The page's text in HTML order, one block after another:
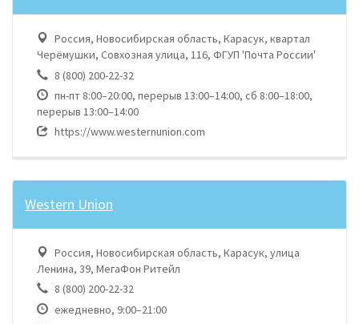
Россия, Новосибирская область, Карасук, квартал
Черёмушки, Совхозная улица, 116, ФГУП 'Почта России'
8 (800) 200-22-32
пн-пт 8:00–20:00, перерыв 13:00–14:00, сб 8:00–18:00,
перерыв 13:00–14:00
https://www.westernunion.com
Western Union
Россия, Новосибирская область, Карасук, улица
Ленина, 39, МегаФон Ритейл
8 (800) 200-22-32
ежедневно, 9:00–21:00